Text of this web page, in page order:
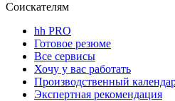
Соискателям
hh PRO
Готовое резюме
Все сервисы
Хочу у вас работать
Производственный
Экспертная рекомендация